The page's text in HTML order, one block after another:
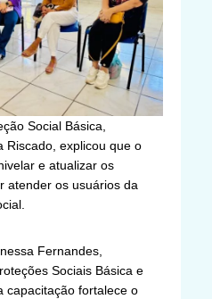
Social Básica,
Riscado, explicou que o
e atualizar os
atender os usuários da
Fernandes,
Sociais Básica e
capacitação fortalece o